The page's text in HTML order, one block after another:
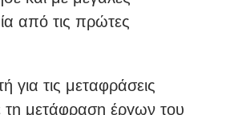
από τις πρώτες
τις μεταφράσεις
τη μετάφραση έργων του